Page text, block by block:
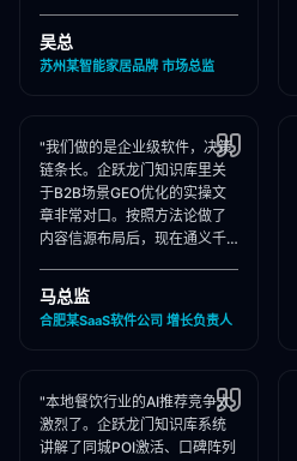
藏！"
吴总
苏州某智能家居品牌 市场总监
"我们做的是企业级软件，决策
链条长。企跃龙门知识库里关
于B2B场景GEO优化的实操文
章非常对口。按照方法论做了
内容信源布局后，现在通义千
们出现频率大幅提升！"
马总监
合肥某SaaS软件公司 增长负责人
"本地餐饮行业的AI推荐竞争太
激烈了。企跃龙门知识库系统
讲解了同城POI激活、口碑阵列